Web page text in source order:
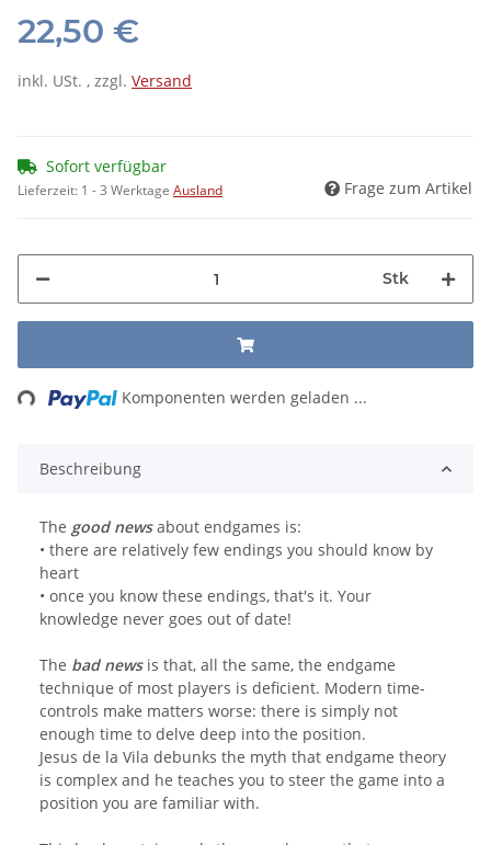
22,50 €
inkl. USt. , zzgl. Versand
Sofort verfügbar
Lieferzeit: 1 - 3 Werktage Ausland Frage zum Artikel
Stk
Komponenten werden geladen ...
Beschreibung
The good news about endgames is:
• there are relatively few endings you should know by
heart
• once you know these endings, that's it. Your
knowledge never goes out of date!
The bad newsis that, all the same, the endgame
technique of most players is deficient. Modern time-
controls make matters worse: there is simply not
enough time to delve deep into the position.
Jesus de la Vila debunks the myth that endgame theory
is complex and he teaches you to steer the game into a
position you are familiar with.